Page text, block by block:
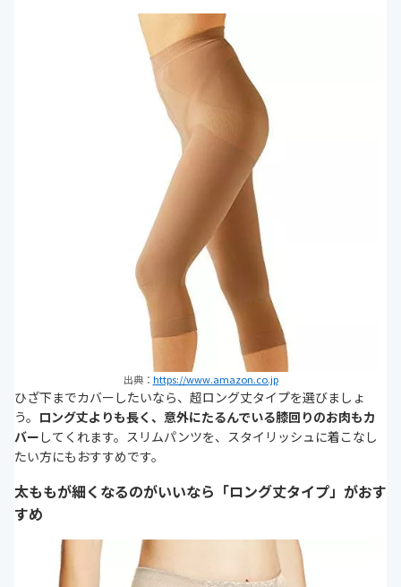
出典： https://www.amazon.co.jp
ひざ下までカバーしたいなら、超ロング丈タイプを選びましょ
う。 ロング丈よりも長く、意外にたるんでいる膝回りのお肉もカ
バー してくれます。スリムパンツを、スタイリッシュに着こなし
たい方にもおすすめです。
太ももが細くなるのがいいなら「ロング丈タイプ」がおす
すめ